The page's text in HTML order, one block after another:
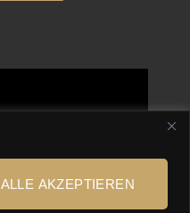
ALLE AKZEPTIEREN